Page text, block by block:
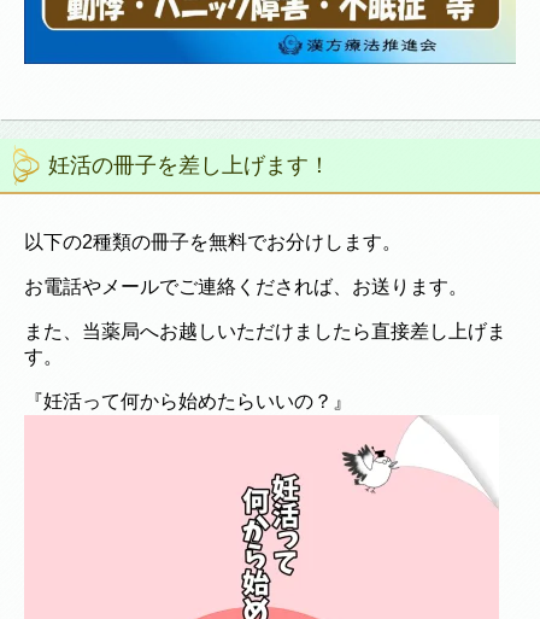
妊活の冊子を差し上げます！
以下の2種類の冊子を無料でお分けします。
お電話やメールでご連絡くだされば、お送ります。
また、当薬局へお越しいただけましたら直接差し上げま
す。
『妊活って何から始めたらいいの？』